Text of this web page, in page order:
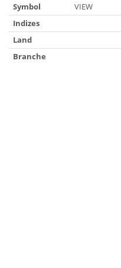
Symbol
VIEW
Indizes
Land
Branche